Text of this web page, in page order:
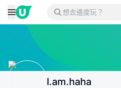
I.am.haha